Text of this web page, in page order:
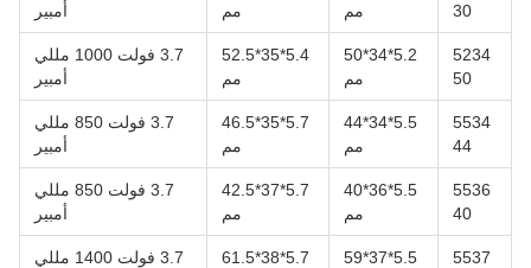
30
مم
مم
أمبير
5234
50
5.2*34*50
مم
5.4*35*52.5
مم
3.7 فولت 1000 مللي
أمبير
5534
44
5.5*34*44
مم
5.7*35*46.5
مم
3.7 فولت 850 مللي
أمبير
5536
40
5.5*36*40
مم
5.7*37*42.5
مم
3.7 فولت 850 مللي
أمبير
5537
5.5*37*59
5.7*38*61.5
3.7 فولت 1400 مللي